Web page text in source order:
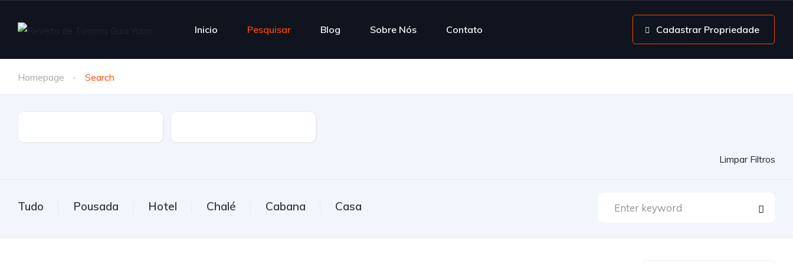
Inicio Pesquisar Blog Sobre Nós Contato Cadastrar Propriedade
Homepage Search
Limpar Filtros
Tudo Pousada Hotel Chalé Cabana Casa